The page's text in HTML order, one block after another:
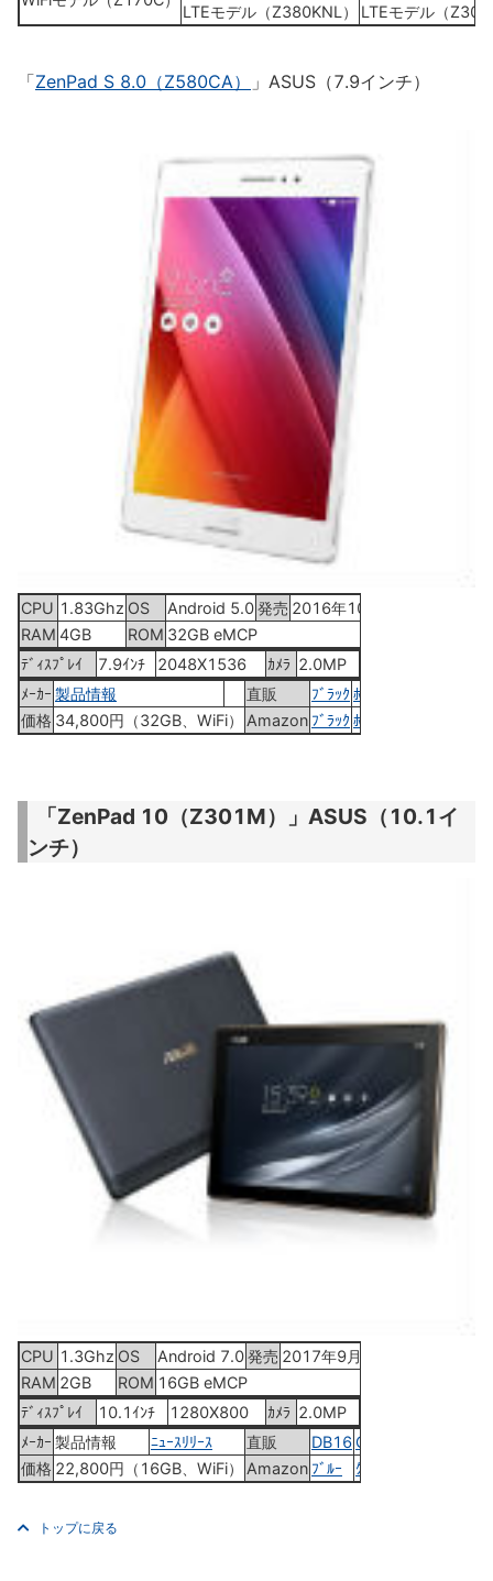
LTEモデル（Z380KNL）
LTEモデル（
「ZenPad S 8.0（Z580CA） 」ASUS（7.9インチ）
CPU 1.83Ghz OS Android 5.0発売 2016年10月21日
RAM 4GB ROM 32GB eMCP
ﾃﾞｨｽﾌﾟﾚｲ
7.9ｲﾝﾁ 2048X1536 ｶﾒﾗ 2.0MP
ﾒｰｶｰ 製品情報 直販 ﾌﾞﾗｯｸ ﾎﾜｲﾄ
価格 34,800円（32GB、WiFi） Amazon ﾌﾞﾗｯｸ ﾎﾜｲﾄ
「ZenPad 10（Z301M）」ASUS（10.1イ
ンチ）
CPU 1.3Ghz OS Android 7.0発売 2017年9月23日
RAM 2GB ROM 16GB eMCP
ﾃﾞｨｽﾌﾟﾚｲ
10.1ｲﾝﾁ 1280X800 ｶﾒﾗ 2.0MP
ﾒｰｶｰ 製品情報 ﾆｭｰｽﾘﾘｰｽ 直販 DB16GY16
価格 22,800円（16GB、WiFi） Amazon ﾌﾞﾙｰ ｸﾞﾚｰ
トップに戻る